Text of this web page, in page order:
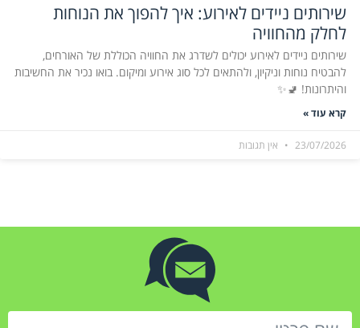
שירותים ניידים לאירוע: איך להפוך את הנוחות
לחלק מהחוויה
שירותים ניידים לאירוע יכולים לשדרג את החוויה הכוללת של האורחים,
להבטיח נוחות וניקיון, ולהתאים לכל סוג אירוע ומיקום. בואו נכיר את החשיבות
והיתרונות! 🚽✨
קרא עוד »
23/07/2026 אין תגובות